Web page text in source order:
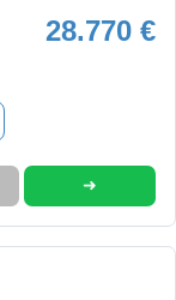
28.770 €
➜